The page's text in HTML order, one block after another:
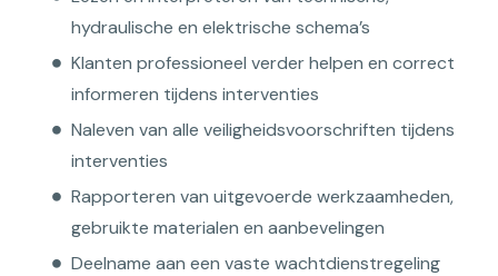
hydraulische en elektrische schema’s
Klanten professioneel verder helpen en correct
informeren tijdens interventies
Naleven van alle veiligheidsvoorschriften tijdens
interventies
Rapporteren van uitgevoerde werkzaamheden,
gebruikte materialen en aanbevelingen
Deelname aan een vaste wachtdienstregeling